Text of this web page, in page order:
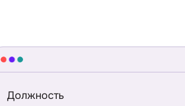
Должность